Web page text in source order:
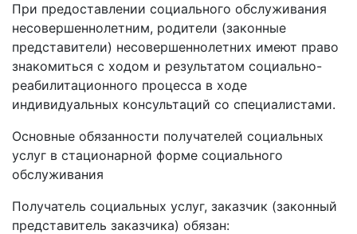
При предоставлении социального обслуживания
несовершеннолетним, родители (законные
представители) несовершеннолетних имеют право
знакомиться с ходом и результатом социально-
реабилитационного процесса в ходе
индивидуальных консультаций со специалистами.
Основные обязанности получателей социальных
услуг в стационарной форме социального
обслуживания
Получатель социальных услуг, заказчик (законный
представитель заказчика) обязан: